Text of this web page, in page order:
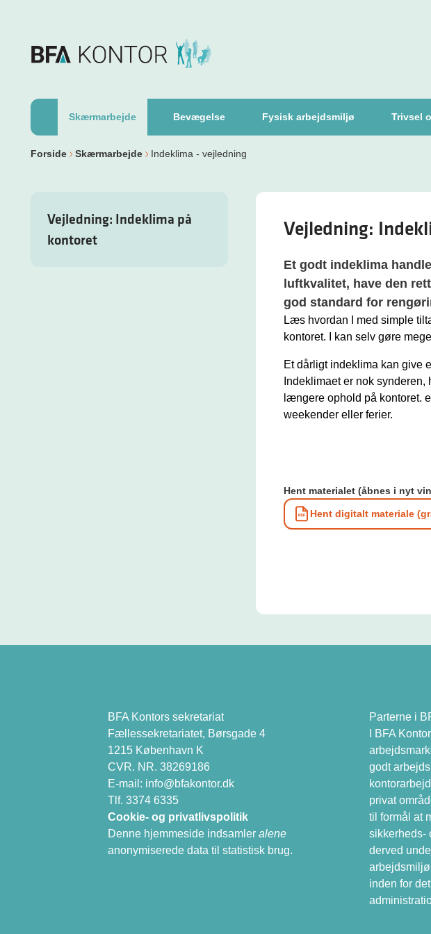
Skærmarbejde Bevægelse Fysisk arbejdsmiljø Trivsel
Forside Skærmarbejde Indeklima - vejledning
Vejledning: Indeklima på
kontoret
Vejledning:
Et godt indeklima
luftkvalitet, have den
god standard for
Læs hvordan I med simple
kontoret. I kan selv gøre
Et dårligt indeklima kan give
Indeklimaet er nok
længere ophold på kontoret.
weekender eller ferier.
Hent materialet (åbnes i nyt
Hent digitalt materiale
BFA Kontors sekretariat
Fællessekretariatet, Børsgade 4
1215 København K
CVR. NR. 38269186
E-mail: info@bfakontor.dk
Tlf. 3374 6335
Cookie- og privatlivspolitik
Denne hjemmeside indsamler alene
anonymiserede data til statistisk brug.
Parterne i
I BFA
godt
privat
til formål at
sikkerheds-
derved
inden for